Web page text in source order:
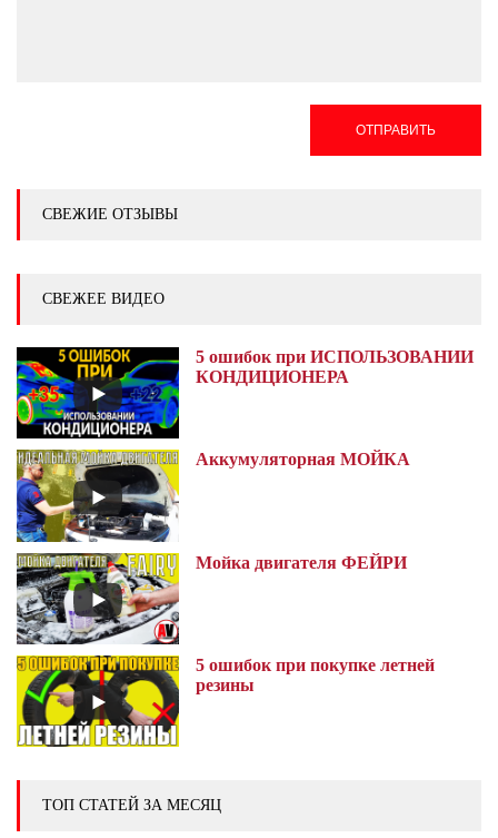
ОТПРАВИТЬ
СВЕЖИЕ ОТЗЫВЫ
СВЕЖЕЕ ВИДЕО
5 ошибок при ИСПОЛЬЗОВАНИИ
КОНДИЦИОНЕРА
Аккумуляторная МОЙКА
Мойка двигателя ФЕЙРИ
5 ошибок при покупке летней
резины
ТОП СТАТЕЙ ЗА МЕСЯЦ